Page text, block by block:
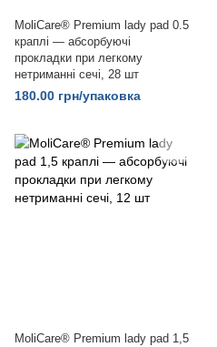
MoliCare® Premium lady pad 0.5
краплі — абсорбуючі
прокладки при легкому
нетриманні сечі, 28 шт
180.00 грн/упаковка
MoliCare® Premium lady pad 1,5